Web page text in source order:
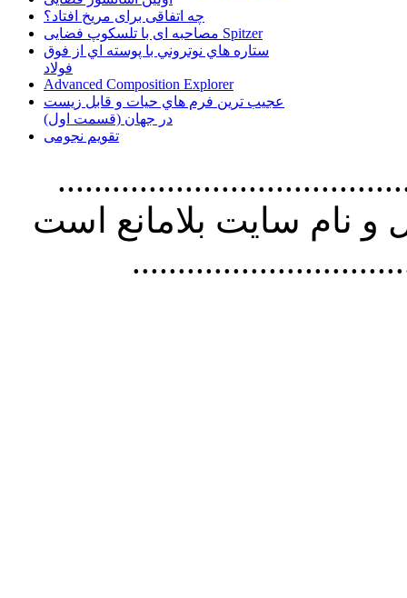
چه اتفاقی برای مریخ افتاد؟
مصاحبه ای با تلسکوپ فضایی Spitzer
ستاره هاي نوتروني با پوسته اي از فوق
فولاد
Advanced Composition Explorer
عجیب ترین فرم هاي حيات و قابل زيست
در جهان (قسمت اول)
تقویم نجومی
استفاده از
نام سايت بلامانع است